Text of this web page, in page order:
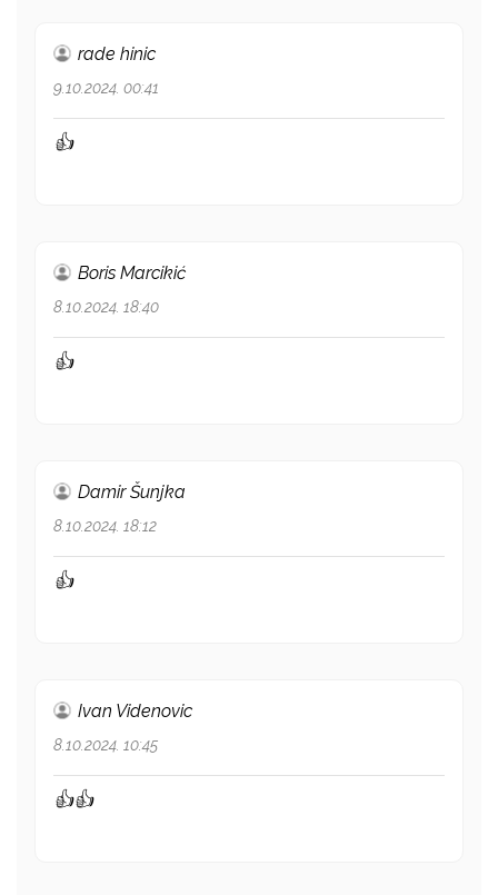
rade hinic
9.10.2024. 00:41
👍
Boris Marcikić
8.10.2024. 18:40
👍
Damir Šunjka
8.10.2024. 18:12
👍
Ivan Videnovic
8.10.2024. 10:45
👍👍